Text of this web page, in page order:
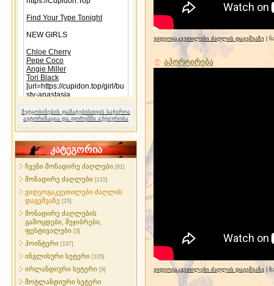
შეტყობინების დამატებისთვის საჭიროა
ავტორიზაცია და ფორუმში აქტიურობა
კატეგორია
ჩვენი მონადირე ძაღლები [81]
მონადირე ძაღლები [115]
ვიდეოგაკვეთილები ძაღლის
დაგეშვაზე [25]
მონადირე ძაღლების
გამოცდები, შეჯიბრები,
ფესტივალები [3]
პოინტერი [197]
ინგლისური სეტერი [105]
ირლანდიური სეტერი [9]
შოტლანდიური სეტერი
ვიდეოგაკვეთილები ძაღლის დაგეშვაზე |
აპორტირება
ვიდეოგაკვეთილები ძაღლის დაგეშვაზე |